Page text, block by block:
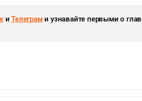
иТелеграми узнавайте первыми о